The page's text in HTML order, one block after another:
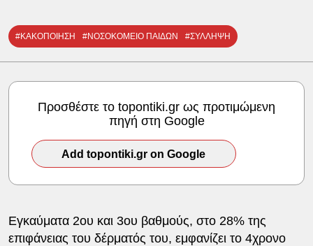
#ΚΑΚΟΠΟΙΗΣΗ #ΝΟΣΟΚΟΜΕΙΟ ΠΑΙΔΩΝ #ΣΥΛΛΗΨΗ
Προσθέστε το topontiki.gr ως προτιμώμενη
πηγή στη Google
Add topontiki.gr on Google
Εγκαύματα 2ου και 3ου βαθμούς, στο 28% της
επιφάνειας του δέρματός του, εμφανίζει το 4χρονο